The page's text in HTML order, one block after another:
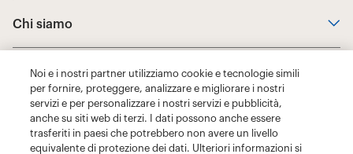
Noi e i nostri partner utilizziamo cookie e tecnologie simili
per fornire, proteggere, analizzare e migliorare i nostri
servizi e per personalizzare i nostri servizi e pubblicità,
anche su siti web di terzi. I dati possono anche essere
trasferiti in paesi che potrebbero non avere un livello
equivalente di protezione dei dati. Ulteriori informazioni si